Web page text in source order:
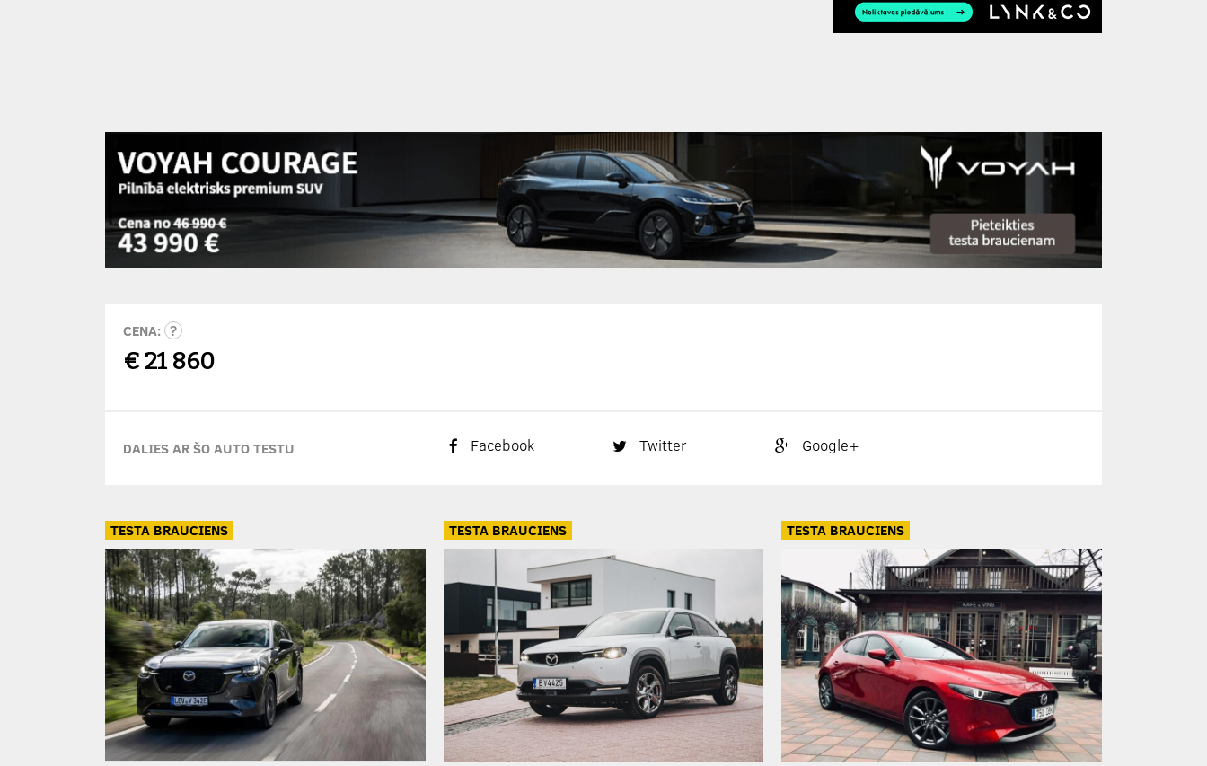
CENA:
€ 21 860
DALIES AR ŠO AUTO TESTU Facebook Twitter Google+
TESTA BRAUCIENS TESTA BRAUCIENS TESTA BRAUCIENS